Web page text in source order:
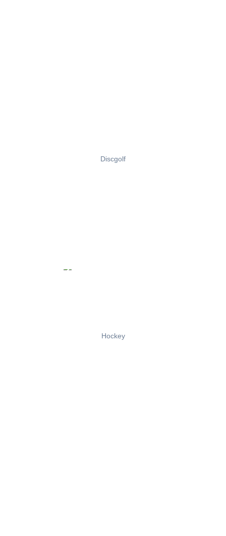
Discgolf
Hockey